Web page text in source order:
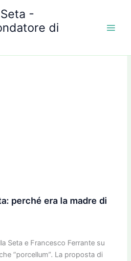
-
di
perché era la madre di
Seta e Francesco Ferrante su
“porcellum”. La proposta di